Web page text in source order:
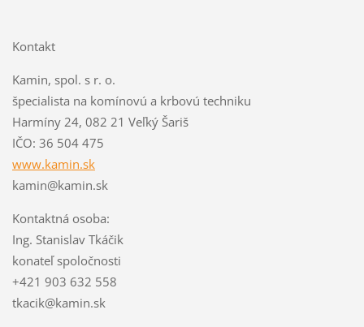
Kontakt
Kamin, spol. s r. o.
špecialista na komínovú a krbovú techniku
Harmíny 24, 082 21 Veľký Šariš
IČO: 36 504 475
www.kamin.sk
kamin@kamin.sk
Kontaktná osoba:
Ing. Stanislav Tkáčik
konateľ spoločnosti
+421 903 632 558
tkacik@kamin.sk